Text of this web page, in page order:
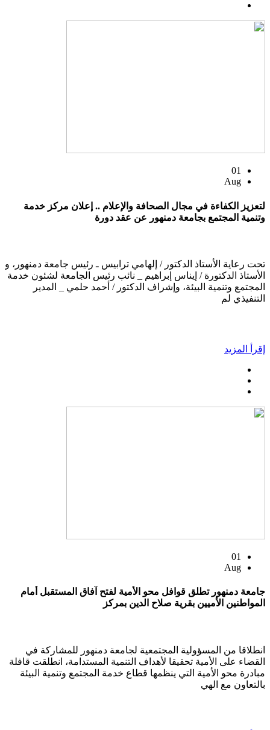
01
Aug
لتعزيز الكفاءة في مجال الصحافة والإعلام .. إعلان مركز خدمة
وتنمية المجتمع بجامعة دمنهور عن عقد دورة
تحت رعاية الأستاذ الدكتور / إلهامي ترابيس ـ رئيس جامعة دمنهور، و
الأستاذ الدكتورة / إيناس إبراهيم _ نائب رئيس الجامعة لشئون خدمة
المجتمع وتنمية البيئة، وإشراف الدكتور / أحمد حلمي _ المدير
التنفيذي لم
إقرأ المزيد
01
Aug
جامعة دمنهور تطلق قوافل محو الأمية لفتح آفاق المستقبل أمام
المواطنين الأميين بقرية صلاح الدين بمركز
انطلاقا من المسؤولية المجتمعية لجامعة دمنهور للمشاركة في
القضاء على الأمية تحقيقا لأهداف التنمية المستدامة، انطلقت قافلة
مبادرة محو الأمية التي ينظمها قطاع خدمة المجتمع وتنمية البيئة
بالتعاون مع الهي